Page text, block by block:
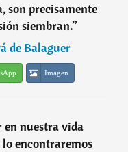
son precisamente
siembran.”
de Balaguer
Imagen
en nuestra vida
encontraremos